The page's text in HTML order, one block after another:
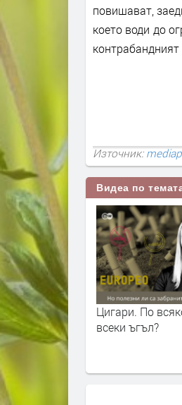
повишават,
което води до
Източник:
Видеа по
време и на
Акция "Замени
се проведе в